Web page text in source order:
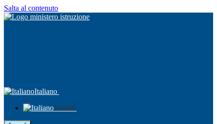
Salta al contenuto
Italiano
Italiano